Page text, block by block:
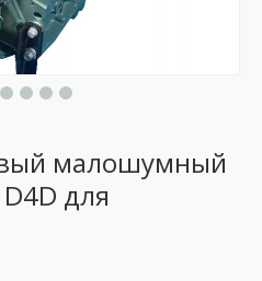
малошумный
для